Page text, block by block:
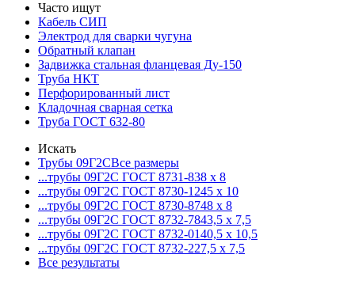
Часто ищут
Кабель СИП
Электрод для сварки чугуна
Обратный клапан
Задвижка стальная фланцевая Ду-150
Труба НКТ
Перфорированный лист
Кладочная сварная сетка
Труба ГОСТ 632-80
Искать
Трубы 09Г2СВсе размеры
...трубы 09Г2С ГОСТ 8731-838 x 8
...трубы 09Г2С ГОСТ 8730-1245 x 10
...трубы 09Г2С ГОСТ 8730-8748 x 8
...трубы 09Г2С ГОСТ 8732-7843,5 x 7,5
...трубы 09Г2С ГОСТ 8732-0140,5 x 10,5
...трубы 09Г2С ГОСТ 8732-227,5 x 7,5
Все результаты